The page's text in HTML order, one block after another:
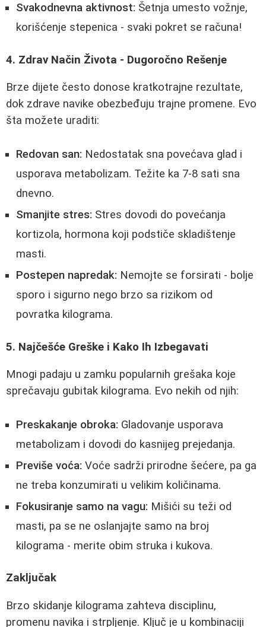
Svakodnevna aktivnost: Šetnja umesto vožnje,
korišćenje stepenica - svaki pokret se računa!
4. Zdrav Način Života - Dugoročno Rešenje
Brze dijete često donose kratkotrajne rezultate,
dok zdrave navike obezbeđuju trajne promene. Evo
šta možete uraditi:
Redovan san: Nedostatak sna povećava glad i
usporava metabolizam. Težite ka 7-8 sati sna
dnevno.
Smanjite stres: Stres dovodi do povećanja
kortizola, hormona koji podstiče skladištenje
masti.
Postepen napredak: Nemojte se forsirati - bolje
sporo i sigurno nego brzo sa rizikom od
povratka kilograma.
5. Najčešće Greške i Kako Ih Izbegavati
Mnogi padaju u zamku popularnih grešaka koje
sprečavaju gubitak kilograma. Evo nekih od njih:
Preskakanje obroka: Gladovanje usporava
metabolizam i dovodi do kasnijeg prejedanja.
Previše voća: Voće sadrži prirodne šećere, pa ga
ne treba konzumirati u velikim količinama.
Fokusiranje samo na vagu: Mišići su teži od
masti, pa se ne oslanjajte samo na broj
kilograma - merite obim struka i kukova.
Zaključak
Brzo skidanje kilograma zahteva disciplinu,
promenu navika i strpljenje. Ključ je u kombinaciji